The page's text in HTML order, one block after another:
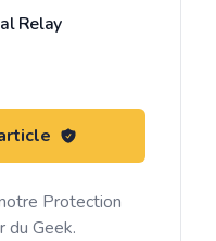
Relay
Protection
du Geek.